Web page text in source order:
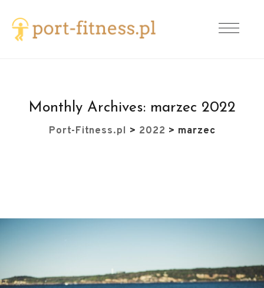
Monthly Archives: marzec 2022
Port-Fitness.pl > 2022 > marzec